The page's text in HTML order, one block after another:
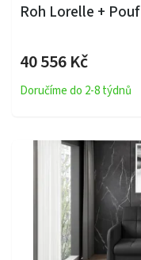
Roh Lorelle + Pouf
40 556 Kč
Doručíme do 2-8 týdnů